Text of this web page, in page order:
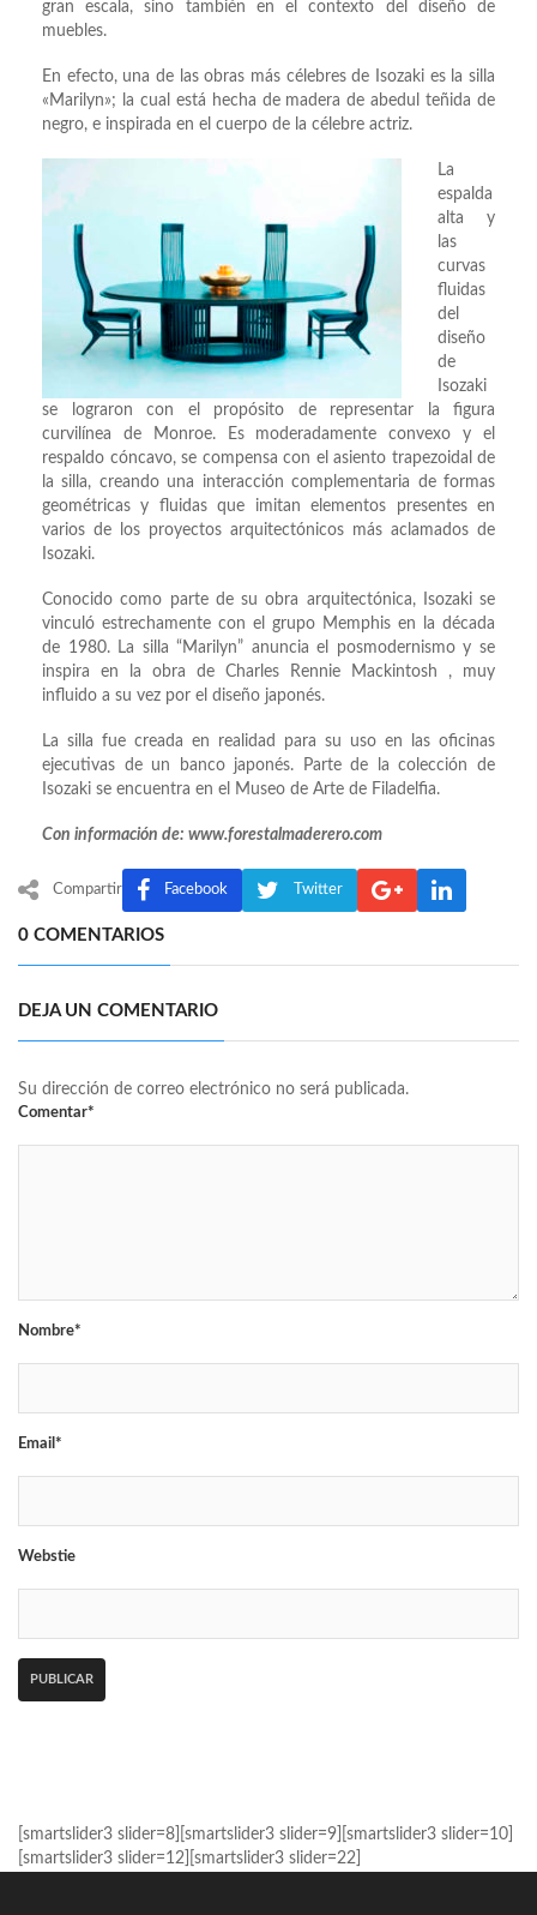
gran escala, sino también en el contexto del diseño de
muebles.
En efecto, una de las obras más célebres de Isozaki es la silla
«Marilyn»; la cual está hecha de madera de abedul teñida de
negro, e inspirada en el cuerpo de la célebre actriz.
La
espalda
alta y
las
curvas
fluidas
del
diseño
de
Isozaki
se lograron con el propósito de representar la figura
curvilínea de Monroe. Es moderadamente convexo y el
respaldo cóncavo, se compensa con el asiento trapezoidal de
la silla, creando una interacción complementaria de formas
geométricas y fluidas que imitan elementos presentes en
varios de los proyectos arquitectónicos más aclamados de
Isozaki.
Conocido como parte de su obra arquitectónica, Isozaki se
vinculó estrechamente con el grupo Memphis en la década
de 1980. La silla “Marilyn” anuncia el posmodernismo y se
inspira en la obra de Charles Rennie Mackintosh , muy
influido a su vez por el diseño japonés.
La silla fue creada en realidad para su uso en las oficinas
ejecutivas de un banco japonés. Parte de la colección de
Isozaki se encuentra en el Museo de Arte de Filadelfia.
Con información de: www.forestalmaderero.com
Compartir Facebook Twitter
0 COMENTARIOS
DEJA UN COMENTARIO
Su dirección de correo electrónico no será publicada.
Comentar*
Nombre*
Email*
Webstie
[smartslider3 slider=8][smartslider3 slider=9][smartslider3 slider=10]
[smartslider3 slider=12][smartslider3 slider=22]